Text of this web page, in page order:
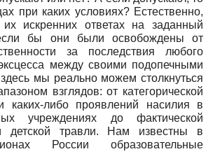
при каких условиях? Естественно,
искренних ответах на заданный
бы они были освобождены от
за последствия любого
между своими подопечными
мы реально можем столкнуться
взглядов: от категорической
каких-либо проявлений насилия в
учреждениях до фактической
детской травли. Нам известны в
России образовательные